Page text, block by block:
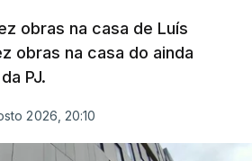
obras na casa de Luís
obras na casa do ainda
PJ.
2026, 20:10